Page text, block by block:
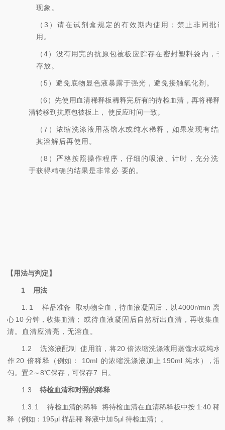
现象。
（ 3 ）请在试剂盒规定的有效期内使用；禁止非同批
用。
（4）没有用完的抗原包被板应贮存在密封塑料袋内，于
存放。
（ 5 ）避免底物显色液暴露于强光，避免接触氧化剂。
（6 ）先使用血清稀释板稀释完所有的待检血清，再将稀释
清转移到抗原包被板上，
使反应时间一致。
（7 ）浓缩洗涤液用蒸馏水或纯水稀释，如果发现有结
其溶解后再使用。
（8 ）严格按照操作程序，仔细的吸液、计时，充分洗
于获得精确的结果是非常必 要的。
【用法与判定】
1 用法
1. 1样品准备 取动物全血，待血液凝固后， 以 4000r/min 离
心 10分钟，收集血清；
或待血液凝固后自然析出血清，再收集血
清。血清应清亮，无溶血。
1.2洗涤液配制 使用前，将20倍浓缩洗涤液用蒸馏水或纯水
作 20 倍稀释（例如： 10ml 的浓缩洗涤液加上 190ml 纯水 ），混
匀。置2 ～8℃保存，可保存7 日。
1.3 待检血清和对照的稀释
1.3. 1待检血清的稀释 将待检血清在血清稀释板中按 1:40稀
释（例如： 195μl 样品稀 释液中加 5μl 待检血清）。